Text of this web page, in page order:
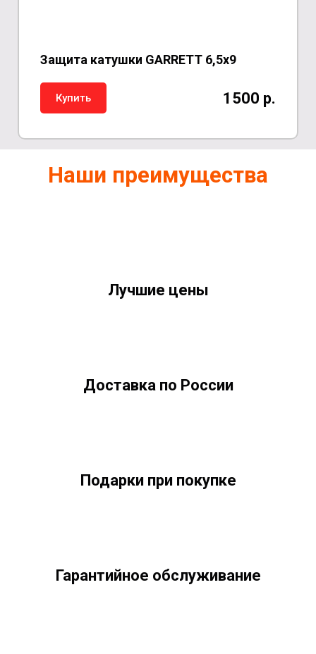
Защита катушки GARRETT 6,5х9
Купить 1500 р.
Наши преимущества
Лучшие цены
Доставка по России
Подарки при покупке
Гарантийное обслуживание